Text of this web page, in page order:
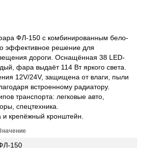
ФЛ-150 с комбинированным бело-
эффективное решение для
дороги. Оснащённая 38 LED-
фара выдаёт 114 Вт яркого света.
12V/24V, защищена от влаги, пыли
встроенному радиатору.
транспорта: легковые авто,
спецтехника.
крепёжный кронштейн.
150